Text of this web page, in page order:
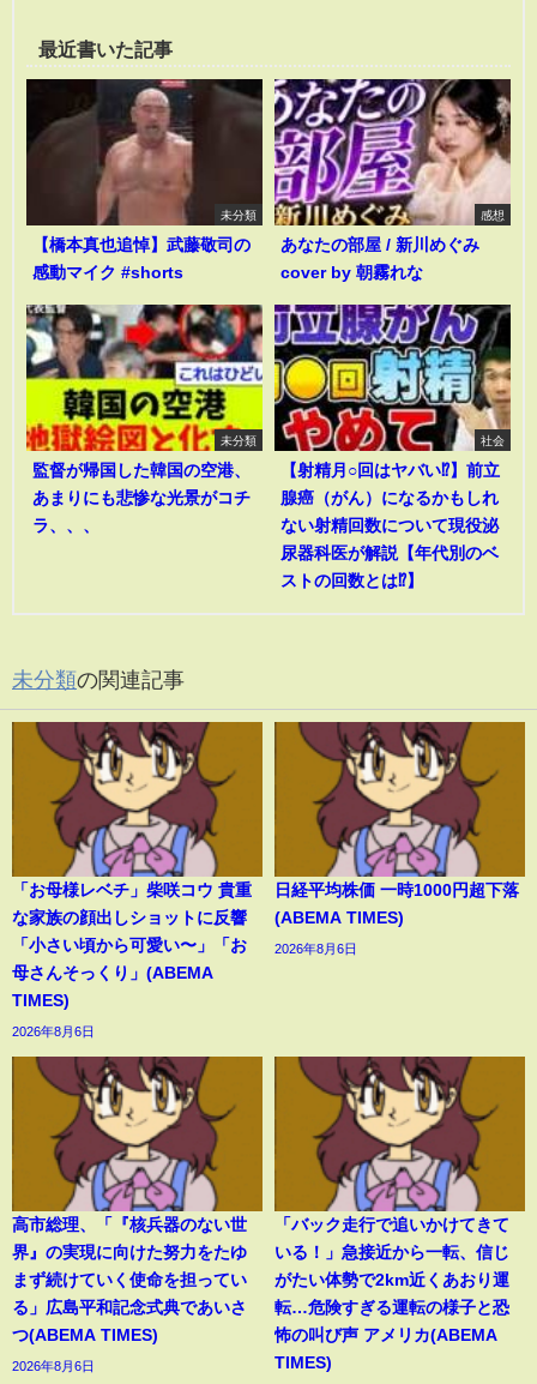
最近書いた記事
未分類
【橋本真也追悼】武藤敬司の
感動マイク #shorts
感想
あなたの部屋 / 新川めぐみ
cover by 朝霧れな
未分類
監督が帰国した韓国の空港、
あまりにも悲惨な光景がコチ
ラ、、、
社会
【射精月○回はヤバい⁉︎】前立
腺癌（がん）になるかもしれ
ない射精回数について現役泌
尿器科医が解説【年代別のベ
ストの回数とは⁉︎】
未分類の関連記事
「お母様レベチ」柴咲コウ 貴重
な家族の顔出しショットに反響
「小さい頃から可愛い〜」「お
母さんそっくり」(ABEMA
TIMES)
2026年8月6日
日経平均株価 一時1000円超下落
(ABEMA TIMES)
2026年8月6日
高市総理、「『核兵器のない世
界』の実現に向けた努力をたゆ
まず続けていく使命を担ってい
る」広島平和記念式典であいさ
つ(ABEMA TIMES)
2026年8月6日
「バック走行で追いかけてきて
いる！」急接近から一転、信じ
がたい体勢で2km近くあおり運
転…危険すぎる運転の様子と恐
怖の叫び声 アメリカ(ABEMA
TIMES)